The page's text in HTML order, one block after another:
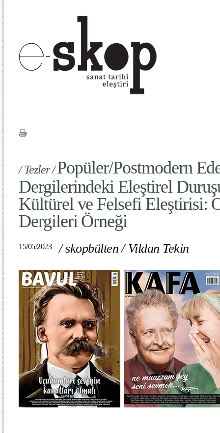
/ Tezler /Popüler/Postmodern
Dergilerindeki Eleştirel
Kültürel ve Felsefi Eleştirisi:
Dergileri Örneği
15/05/2023 /skopbülten / Vildan Tekin